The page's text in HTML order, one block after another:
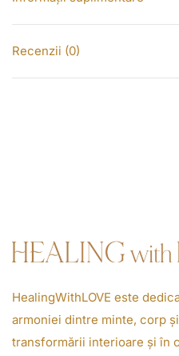
Recenzii (0)
HealingWithLOVE este
armoniei dintre minte, corp
transformării interioare și în